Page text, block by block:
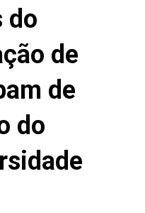
do
de
de
do